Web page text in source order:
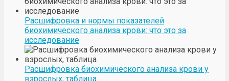
Расшифровка и нормы показателей
биохимического анализа крови: что это за
исследование
Расшифровка биохимического анализа крови у
взрослых, таблица